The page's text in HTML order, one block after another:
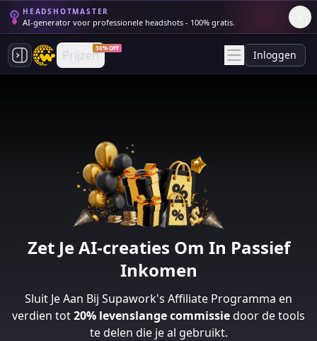
HEADSHOTMASTER
AI-generator voor professionele headshots - 100% gratis.
Prijzen30% OFF
Inloggen
Zet Je AI-creaties Om In Passief
Inkomen
Sluit Je Aan Bij Supawork's Affiliate Programma en
verdien tot20% levenslange commissiedoor de tools
te delen die je al gebruikt.